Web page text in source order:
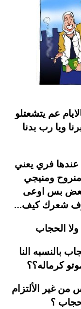
عم يتشعتلو
ويا رب بدنا
فري يعني
ومنيجي
بس اوعى
شعرك كيف…
الحجاب
بالنسبه النا
كرماله؟؟
غير الألتزام
؟